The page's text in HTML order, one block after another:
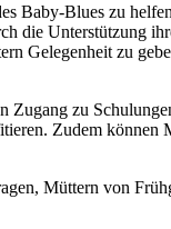
Baby-Blues zu
die Unterstützung
Gelegenheit zu
Zugang zu
Zudem
Müttern von